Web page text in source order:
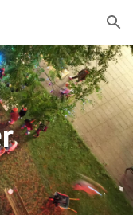
Skip to navigation